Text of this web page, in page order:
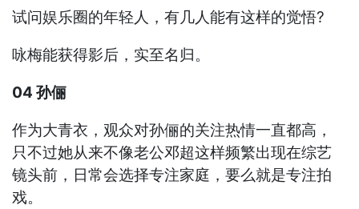
试问娱乐圈的年轻人，有几人能有这样的觉悟?
咏梅能获得影后，实至名归。
04 孙俪
作为大青衣，观众对孙俪的关注热情一直都高，
只不过她从来不像老公邓超这样频繁出现在综艺
镜头前，日常会选择专注家庭，要么就是专注拍
戏。